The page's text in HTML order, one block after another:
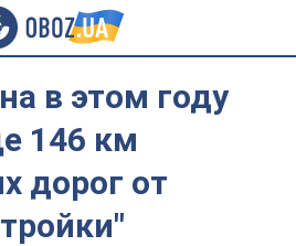
в этом году
146 км
дорог от